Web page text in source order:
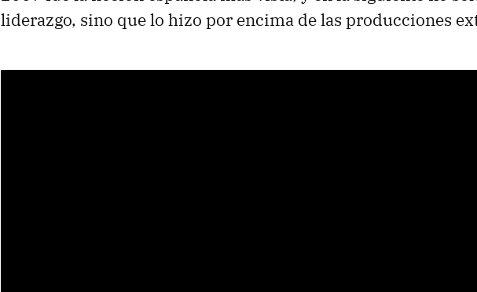
liderazgo, sino que lo hizo por encima de las producciones